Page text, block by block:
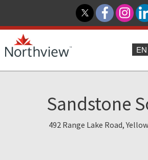
EN
Sandstone
492 Range Lake Road,